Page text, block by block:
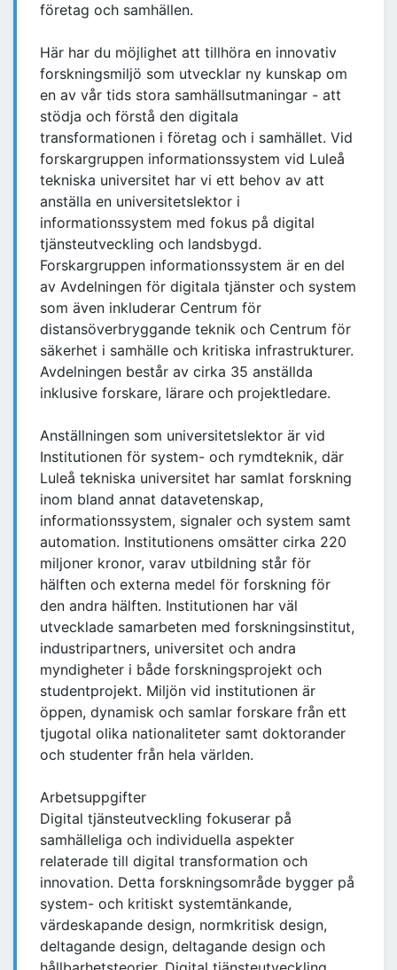
företag och samhällen.
Här har du möjlighet att tillhöra en innovativ
forskningsmiljö som utvecklar ny kunskap om
en av vår tids stora samhällsutmaningar - att
stödja och förstå den digitala
transformationen i företag och i samhället. Vid
forskargruppen informationssystem vid Luleå
tekniska universitet har vi ett behov av att
anställa en universitetslektor i
informationssystem med fokus på digital
tjänsteutveckling och landsbygd.
Forskargruppen informationssystem är en del
av Avdelningen för digitala tjänster och system
som även inkluderar Centrum för
distansöverbryggande teknik och Centrum för
säkerhet i samhälle och kritiska infrastrukturer.
Avdelningen består av cirka 35 anställda
inklusive forskare, lärare och projektledare.
Anställningen som universitetslektor är vid
Institutionen för system- och rymdteknik, där
Luleå tekniska universitet har samlat forskning
inom bland annat datavetenskap,
informationssystem, signaler och system samt
automation. Institutionens omsätter cirka 220
miljoner kronor, varav utbildning står för
hälften och externa medel för forskning för
den andra hälften. Institutionen har väl
utvecklade samarbeten med forskningsinstitut,
industripartners, universitet och andra
myndigheter i både forskningsprojekt och
studentprojekt. Miljön vid institutionen är
öppen, dynamisk och samlar forskare från ett
tjugotal olika nationaliteter samt doktorander
och studenter från hela världen.
Arbetsuppgifter
Digital tjänsteutveckling fokuserar på
samhälleliga och individuella aspekter
relaterade till digital transformation och
innovation. Detta forskningsområde bygger på
system- och kritiskt systemtänkande,
värdeskapande design, normkritisk design,
deltagande design, deltagande design och